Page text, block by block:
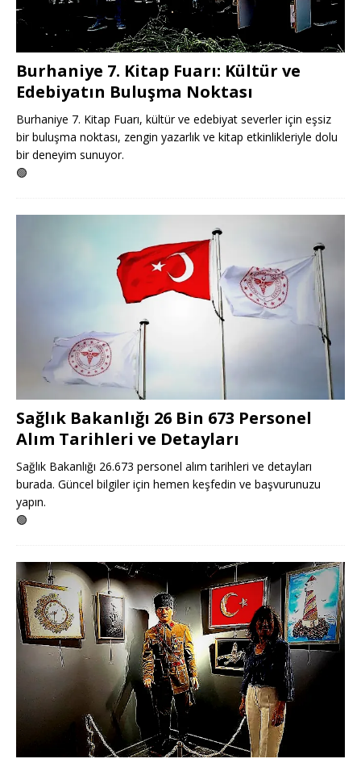
Burhaniye 7. Kitap Fuarı: Kültür ve
Edebiyatın Buluşma Noktası
Burhaniye 7. Kitap Fuarı, kültür ve edebiyat severler için eşsiz
bir buluşma noktası, zengin yazarlık ve kitap etkinlikleriyle dolu
bir deneyim sunuyor.
🟢
Sağlık Bakanlığı 26 Bin 673 Personel
Alım Tarihleri ve Detayları
Sağlık Bakanlığı 26.673 personel alım tarihleri ve detayları
burada. Güncel bilgiler için hemen keşfedin ve başvurunuzu
yapın.
🟢